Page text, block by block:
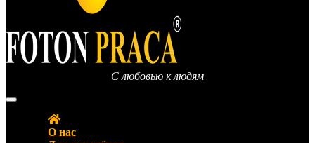
С любовью к людям
О нас